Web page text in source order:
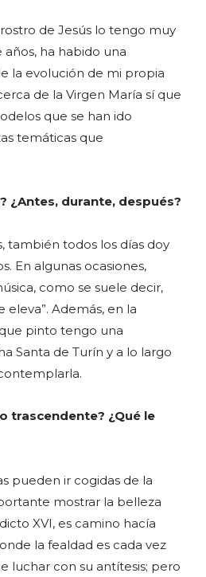
de Jesús lo tengo muy
ha habido una
la evolución de mi propia
de la Virgen María sí que
que se han ido
temáticas que
¿Antes, durante, después?
también todos los días doy
En algunas ocasiones,
como se suele decir,
eleva”. Además, en la
pinto tengo una
Santa de Turín y a lo largo
trascendente? ¿Qué le
pueden ir cogidas de la
mostrar la belleza
XVI, es camino hacía
la fealdad es cada vez
luchar con su antítesis; pero